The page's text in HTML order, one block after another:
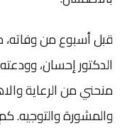
الدكتور إحسان،
منحني من الرعاية
والمشورة والتوجيه. كم